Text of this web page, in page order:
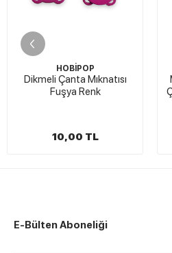
Mıknatısı
Mıknatıslı
Çanta
E-Bülten Aboneliği